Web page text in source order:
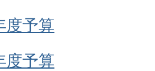
度予算
度予算